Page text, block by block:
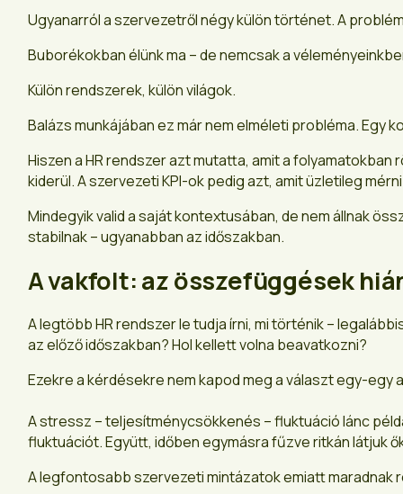
Ugyanarról a szervezetről négy külön történet. A
Buborékokban élünk ma – de nemcsak a
Külön rendszerek, külön világok.
Balázs munkájában ez már nem elméleti probléma.
Hiszen a HR rendszer azt mutatta, amit a
kiderül. A szervezeti KPI-ok pedig azt, amit üzletileg
Mindegyik valid a saját kontextusában, de nem állnak
stabilnak – ugyanabban az időszakban.
A vakfolt: az összefüggések
A legtöbb HR rendszer le tudja írni, mi történik –
az előző időszakban? Hol kellett volna beavatkozni?
Ezekre a kérdésekre nem kapod meg a választ egy-
A stressz – teljesítménycsökkenés – fluktuáció lánc
fluktuációt. Együtt, időben egymásra fűzve ritkán látjuk
A legfontosabb szervezeti mintázatok emiatt maradnak